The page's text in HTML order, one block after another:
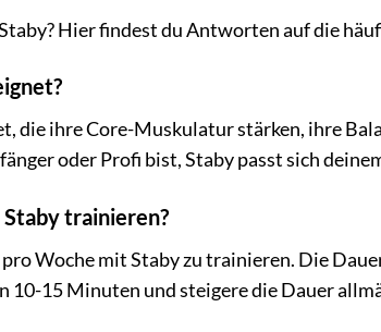
Hier findest du Antworten auf die
die ihre Core-Muskulatur stärken, ihre
oder Profi bist, Staby passt sich
trainieren?
Woche mit Staby zu trainieren. Die
10-15 Minuten und steigere die Dauer